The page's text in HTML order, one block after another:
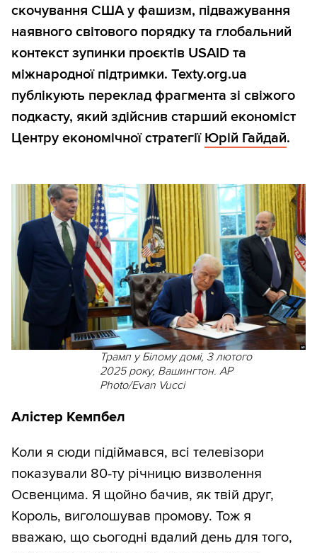
скочування США у фашизм, підважування
наявного світового порядку та глобальний
контекст зупинки проєктів USAID та
міжнародної підтримки. Texty.org.ua
публікують переклад фрагмента зі свіжого
подкасту, який здійснив старший економіст
Центру економічної стратегії Юрій Гайдай.
Трамп у Білому домі, 3 лютого
2025 року, Вашингтон. AP
Photo/Evan Vucci
Алістер Кемпбел
Коли я сюди підіймався, всі телевізори
показували 80-ту річницю визволення
Освенцима. Я щойно бачив, як твій друг,
Король, виголошував промову. Тож я
вважаю, що сьогодні вдалий день для того,